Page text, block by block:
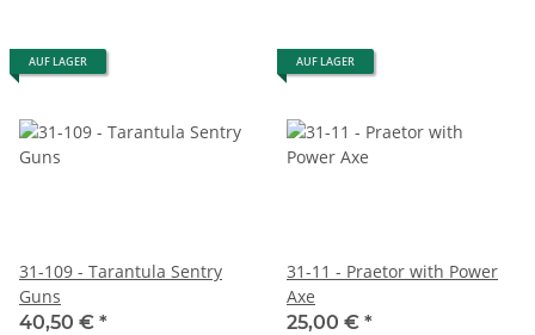
AUF LAGER
31-109 - Tarantula Sentry
Guns
40,50 € *
AUF LAGER
31-11 - Praetor with Power
Axe
25,00 € *